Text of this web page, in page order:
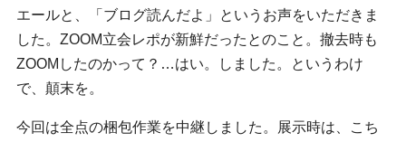
エールと、「ブログ読んだよ」というお声をいただきま
した。ZOOM立会レポが新鮮だったとのこと。撤去時も
ZOOMしたのかって？…はい。しました。というわけ
で、顛末を。
今回は全点の梱包作業を中継しました。展示時は、こち